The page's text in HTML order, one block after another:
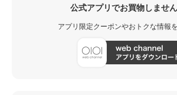
公式アプリでお買物しませ
アプリ限定クーポンやおトクな情報